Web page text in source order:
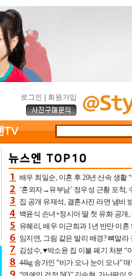
로그인 회원가입